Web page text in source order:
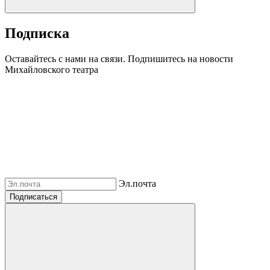
Подписка
Оставайтесь с нами на связи. Подпишитесь на новости
Михайловского театра
Эл.почта
Подписаться